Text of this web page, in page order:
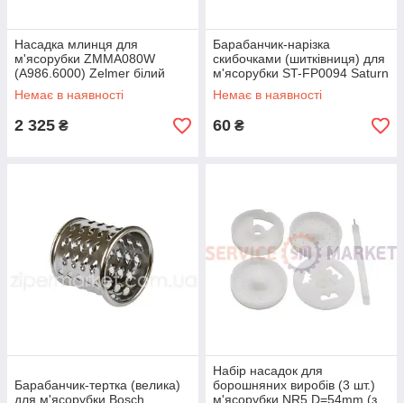
Насадка млинця для
м'ясорубки ZMMA080W
(A986.6000) Zelmer білий
(аксесуар)
Немає в наявності
2 325 ₴
Барабанчик-нарізка
скибочками (шитківниця) для
м'ясорубки ST-FP0094 Saturn
Немає в наявності
60 ₴
Барабанчик-тертка (велика)
для м'ясорубки Bosch
Набір насадок для
борошняних виробів (3 шт.)
м'ясорубки NR5 D=54mm (з